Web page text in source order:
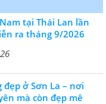
tại Thái Lan lần
ra tháng 9/2026
ở Sơn La – nơi
mà còn đẹp mê